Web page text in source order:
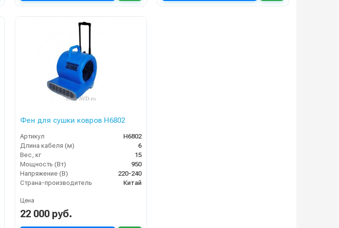
Фен для сушки ковров H6802
Артикул
H6802
Длина кабеля (м)
6
Вес, кг
15
Мощность (Вт)
950
Напряжение (В)
220-240
Страна-производитель
Китай
Цена
22 000 руб.